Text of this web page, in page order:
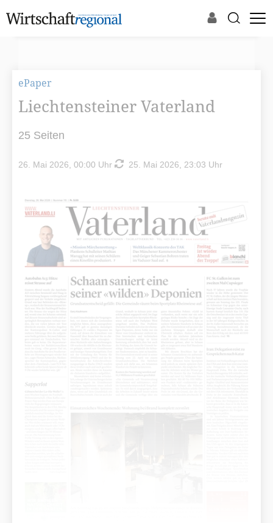
ePaper
Liechtensteiner Vaterland
25 Seiten
26. Mai 2026, 00:00 Uhr 25. Mai 2026, 23:03 Uhr